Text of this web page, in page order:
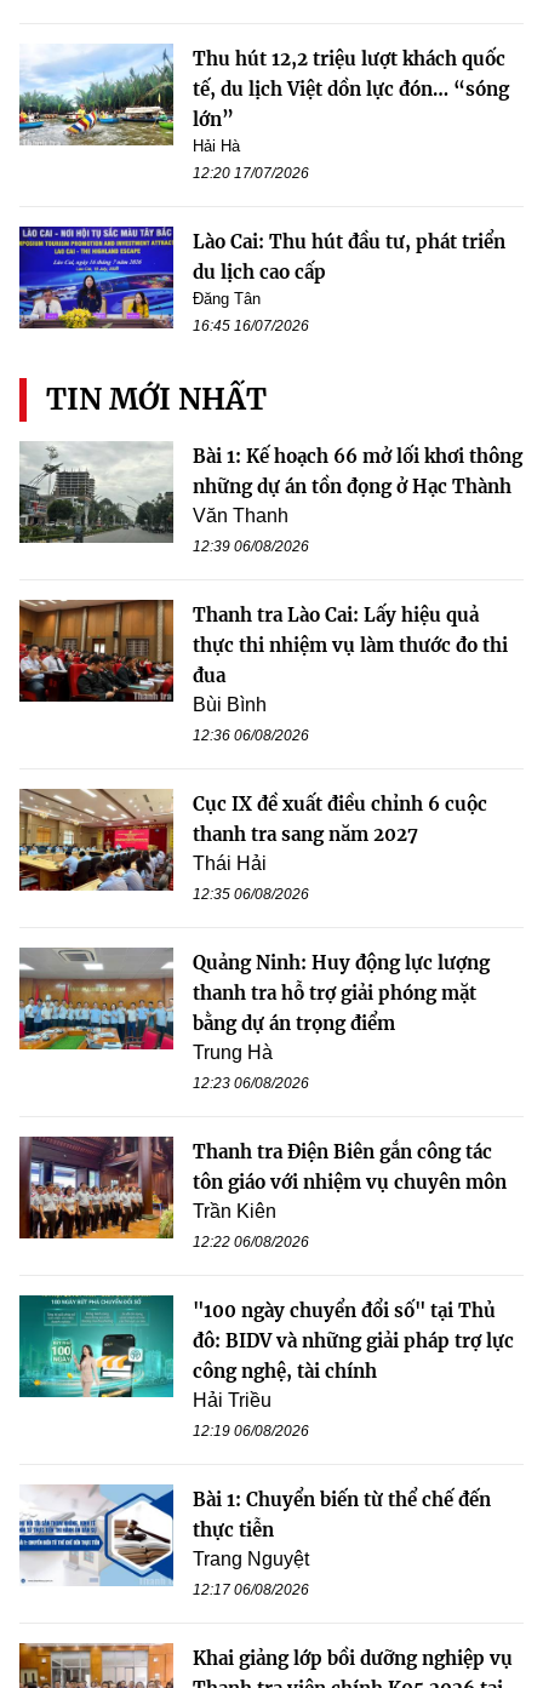
Thu hút 12,2 triệu lượt khách quốc
tế, du lịch Việt dồn lực đón… “sóng
lớn”
Hải Hà
12:20 17/07/2026
Lào Cai: Thu hút đầu tư, phát triển
du lịch cao cấp
Đăng Tân
16:45 16/07/2026
TIN MỚI NHẤT
Bài 1: Kế hoạch 66 mở lối khơi thông
những dự án tồn đọng ở Hạc Thành
Văn Thanh
12:39 06/08/2026
Thanh tra Lào Cai: Lấy hiệu quả
thực thi nhiệm vụ làm thước đo thi
đua
Bùi Bình
12:36 06/08/2026
Cục IX đề xuất điều chỉnh 6 cuộc
thanh tra sang năm 2027
Thái Hải
12:35 06/08/2026
Quảng Ninh: Huy động lực lượng
thanh tra hỗ trợ giải phóng mặt
bằng dự án trọng điểm
Trung Hà
12:23 06/08/2026
Thanh tra Điện Biên gắn công tác
tôn giáo với nhiệm vụ chuyên môn
Trần Kiên
12:22 06/08/2026
"100 ngày chuyển đổi số" tại Thủ
đô: BIDV và những giải pháp trợ lực
công nghệ, tài chính
Hải Triều
12:19 06/08/2026
Bài 1: Chuyển biến từ thể chế đến
thực tiễn
Trang Nguyệt
12:17 06/08/2026
Khai giảng lớp bồi dưỡng nghiệp vụ